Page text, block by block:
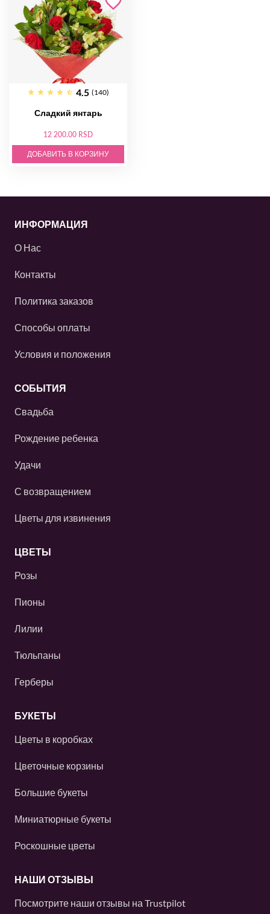
4.5 (140)
Сладкий янтарь
12 200.00 RSD
ДОБАВИТЬ В КОРЗИНУ
ИНФОРМАЦИЯ
О Нас
Контакты
Политика заказов
Способы оплаты
Условия и положения
СОБЫТИЯ
Свадьба
Рождение ребенка
Удачи
С возвращением
Цветы для извинения
ЦВЕТЫ
Розы
Пионы
Лилии
Тюльпаны
Герберы
БУКЕТЫ
Цветы в коробках
Цветочные корзины
Большие букеты
Миниатюрные букеты
Роскошные цветы
НАШИ ОТЗЫВЫ
Посмотрите наши отзывы на Trustpilot